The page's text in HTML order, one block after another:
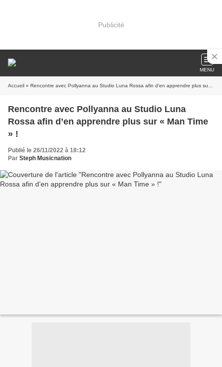
Publicité
MENU
Accueil » Rencontre avec Pollyanna au Studio Luna Rossa afin d’en apprendre plus sur « Man Time » !
Rencontre avec Pollyanna au Studio Luna
Rossa afin d’en apprendre plus sur « Man Time
» !
Publié le 26/11/2022 à 18:12
Par Steph Musicnation